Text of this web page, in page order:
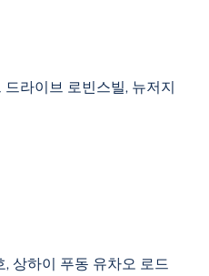
라이브 로빈스빌, 뉴저지
, 상하이 푸동 유차오 로드